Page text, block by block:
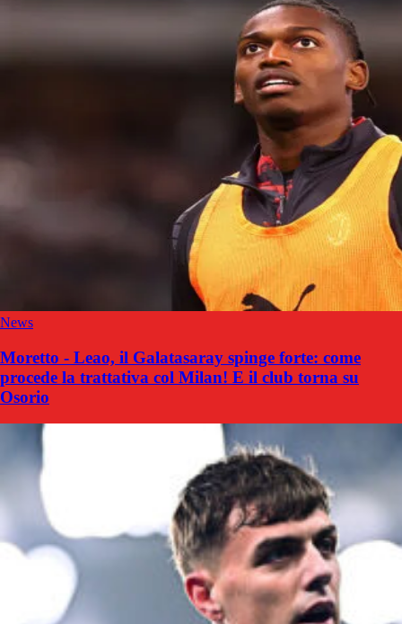
News
Moretto - Leao, il Galatasaray spinge forte: come
procede la trattativa col Milan! E il club torna su
Osorio